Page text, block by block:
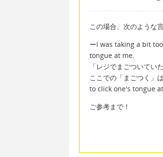
この場合、次のような
ーI was taking a bit
tongue at me.
「レジでまごついてい
ここでの「まごつく」
to click one's tongue at
ご参考まで！